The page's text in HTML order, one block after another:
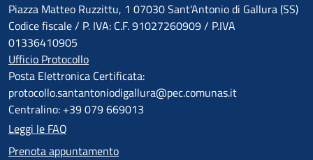
Piazza Matteo Ruzzittu, 1 07030 Sant'Antonio di Gallura (SS)
Codice fiscale / P. IVA: C.F. 91027260909 / P.IVA
01336410905
Ufficio Protocollo
Posta Elettronica Certificata:
protocollo.santantoniodigallura@pec.comunas.it
Centralino: +39 079 669013
Leggi le FAQ
Prenota appuntamento